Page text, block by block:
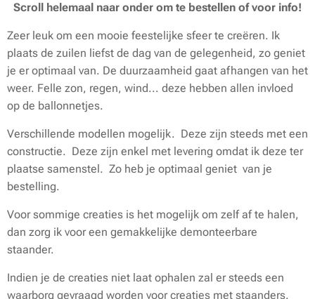
Scroll helemaal naar onder om te bestellen of voor info!
Zeer leuk om een mooie feestelijke sfeer te creëren. Ik
plaats de zuilen liefst de dag van de gelegenheid, zo geniet
je er optimaal van. De duurzaamheid gaat afhangen van het
weer. Felle zon, regen, wind... deze hebben allen invloed
op de ballonnetjes.
Verschillende modellen mogelijk. Deze zijn steeds met een
constructie. Deze zijn enkel met levering omdat ik deze ter
plaatse samenstel. Zo heb je optimaal geniet van je
bestelling.
Voor sommige creaties is het mogelijk om zelf af te halen,
dan zorg ik voor een gemakkelijke demonteerbare
staander.
Indien je de creaties niet laat ophalen zal er steeds een
waarborg gevraagd worden voor creaties met staanders.